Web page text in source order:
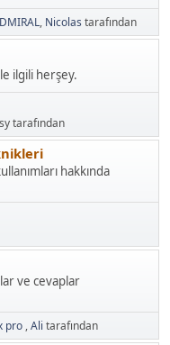
,Nicolastarafından
ilgili herşey.
tarafından
hakkında
ve cevaplar
pro,Alitarafından